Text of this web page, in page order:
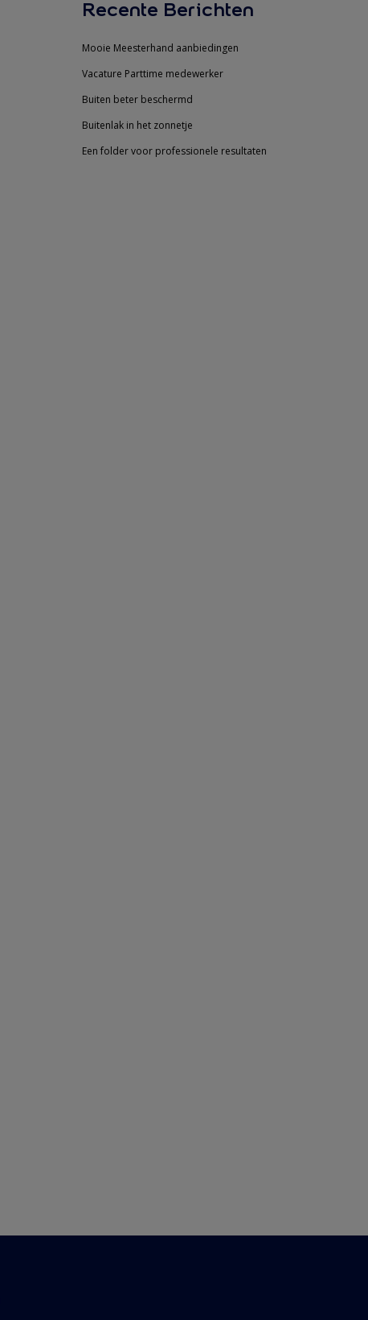
Recente Berichten
Mooie Meesterhand aanbiedingen
Vacature Parttime medewerker
Buiten beter beschermd
Buitenlak in het zonnetje
Een folder voor professionele resultaten